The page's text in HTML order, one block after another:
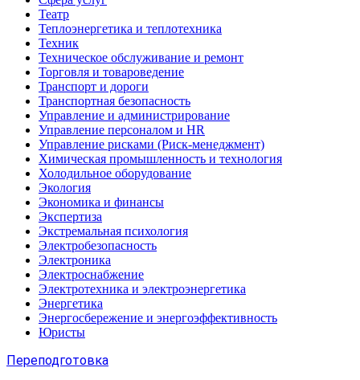
Театр
Теплоэнергетика и теплотехника
Техник
Техническое обслуживание и ремонт
Торговля и товароведение
Транспорт и дороги
Транспортная безопасность
Управление и администрирование
Управление персоналом и HR
Управление рисками (Риск-менеджмент)
Химическая промышленность и технология
Холодильное оборудование
Экология
Экономика и финансы
Экспертиза
Экстремальная психология
Электробезопасность
Электроника
Электроснабжение
Электротехника и электроэнергетика
Энергетика
Энергосбережение и энергоэффективность
Юристы
Переподготовка